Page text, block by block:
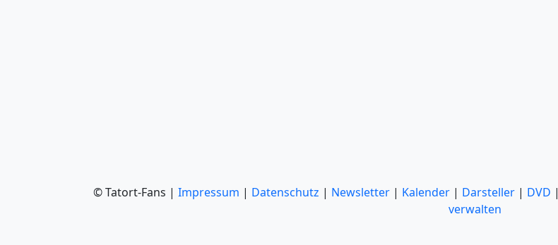
© Tatort-Fans | Impressum | Datenschutz | Newsletter | Kalender | Darsteller | DVD |
verwalten